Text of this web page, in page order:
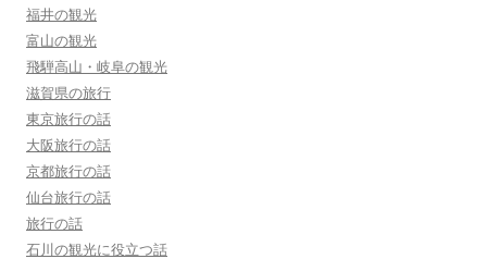
福井の観光
富山の観光
飛騨高山・岐阜の観光
滋賀県の旅行
東京旅行の話
大阪旅行の話
京都旅行の話
仙台旅行の話
旅行の話
石川の観光に役立つ話